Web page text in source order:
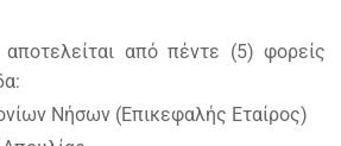
από πέντε (5) φορείς
Νήσων (Επικεφαλής Εταίρος)